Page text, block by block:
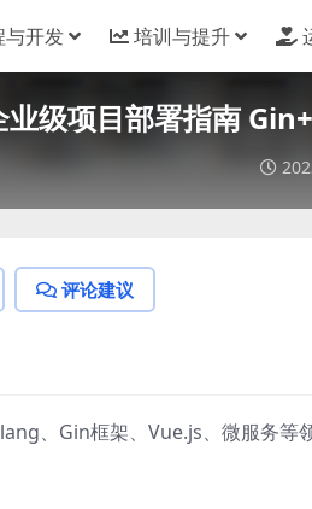
与开发 培训与提升
级项目部署指南
评论建议
、Gin框架、Vue.js、微服务等